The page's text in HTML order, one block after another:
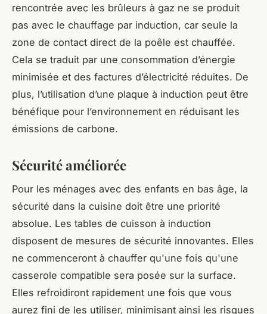
rencontrée avec les brûleurs à gaz ne se produit
pas avec le chauffage par induction, car seule la
zone de contact direct de la poêle est chauffée.
Cela se traduit par une consommation d’énergie
minimisée et des factures d’électricité réduites. De
plus, l’utilisation d’une plaque à induction peut être
bénéfique pour l’environnement en réduisant les
émissions de carbone.
Sécurité améliorée
Pour les ménages avec des enfants en bas âge, la
sécurité dans la cuisine doit être une priorité
absolue. Les tables de cuisson à induction
disposent de mesures de sécurité innovantes. Elles
ne commenceront à chauffer qu'une fois qu'une
casserole compatible sera posée sur la surface.
Elles refroidiront rapidement une fois que vous
aurez fini de les utiliser, minimisant ainsi les risques